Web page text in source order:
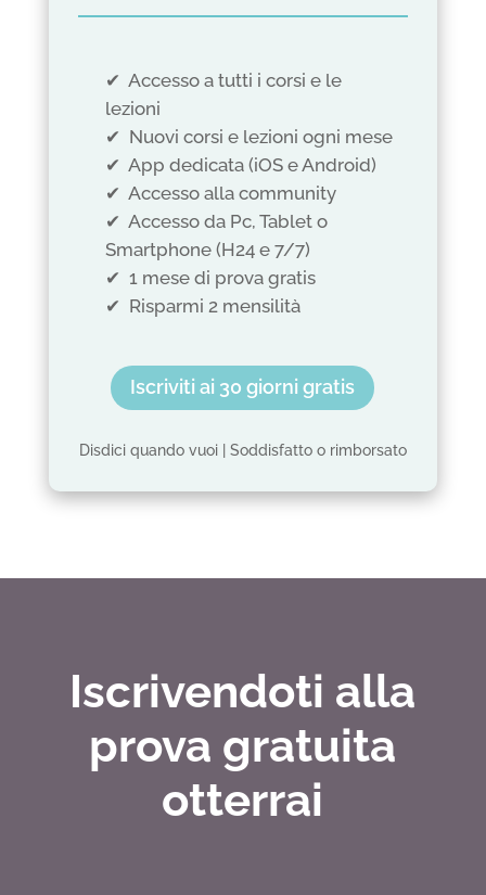
✔︎ Accesso a tutti i corsi e le
lezioni
✔︎ Nuovi corsi e lezioni ogni mese
✔︎ App dedicata (iOS e Android)
✔︎ Accesso alla community
✔︎ Accesso da Pc, Tablet o
Smartphone (H24 e 7/7)
✔︎ 1 mese di prova gratis
✔︎ Risparmi 2 mensilità
Iscriviti ai 30 giorni gratis
Disdici quando vuoi | Soddisfatto o rimborsato
Iscrivendoti alla
prova gratuita
otterrai